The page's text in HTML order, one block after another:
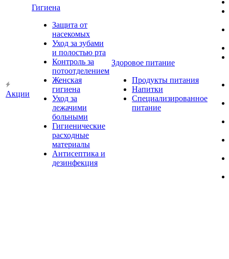
Акции
Гигиена
Защита от
насекомых
Уход за зубами
и полостью рта
Контроль за
потоотделением
Женская
гигиена
Уход за
лежачими
больными
Гигиенические
расходные
материалы
Антисептика и
дезинфекция
Здоровое питание
Продукты питания
Напитки
Специализированное
питание